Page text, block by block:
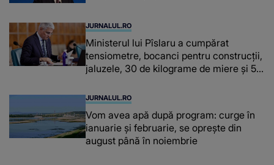
JURNALUL.RO
Ministerul lui Pîslaru a cumpărat
tensiometre, bocanci pentru construcții,
jaluzele, 30 de kilograme de miere și 50
JURNALUL.RO
Vom avea apă după program: curge în
ianuarie și februarie, se oprește din
august până în noiembrie